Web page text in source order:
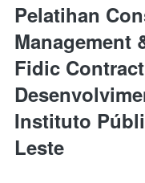
Pelatihan
Management
Fidic
Instituto
Leste